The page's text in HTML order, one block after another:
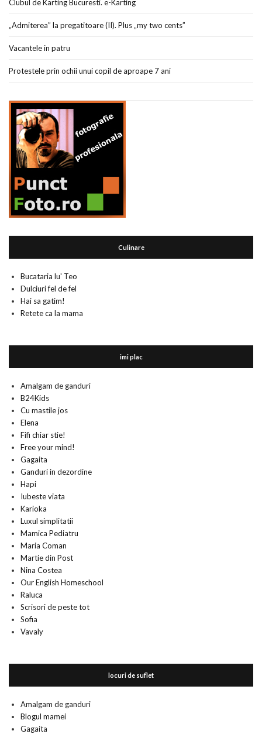
Clubul de Karting Bucuresti. e-Karting
„Admiterea” la pregatitoare (II). Plus „my two cents”
Vacantele in patru
Protestele prin ochii unui copil de aproape 7 ani
Culinare
Bucataria lu' Teo
Dulciuri fel de fel
Hai sa gatim!
Retete ca la mama
imi plac
Amalgam de ganduri
B24Kids
Cu mastile jos
Elena
Fifi chiar stie!
Free your mind!
Gagaita
Ganduri in dezordine
Hapi
Iubeste viata
Karioka
Luxul simplitatii
Mamica Pediatru
Maria Coman
Martie din Post
Nina Costea
Our English Homeschool
Raluca
Scrisori de peste tot
Sofia
Vavaly
locuri de suflet
Amalgam de ganduri
Blogul mamei
Gagaita